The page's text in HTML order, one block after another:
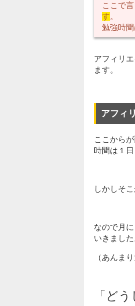
ここで
す。
勉強時
アフィリ
ます。
アフィ
ここから
時間は１日
しかしそ
なので月
いきました
（あんま
「ど